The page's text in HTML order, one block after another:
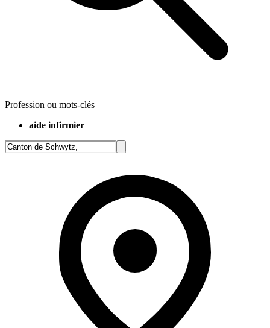
Profession ou mots-clés
aide infirmier